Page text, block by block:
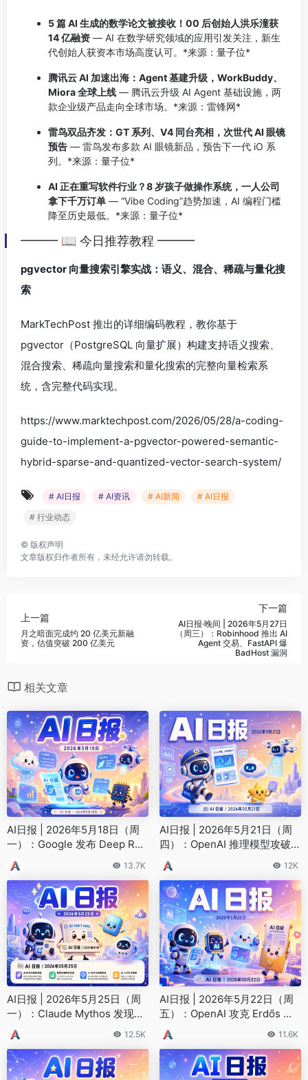
5 篇 AI 生成的数学论文被接收！00 后创始人洪乐潼获
14 亿融资 — AI 在数学研究领域的应用引发关注，新生
代创始人获资本市场高度认可。*来源：量子位*
腾讯云 AI 加速出海：Agent 基建升级，WorkBuddy、
Miora 全球上线 — 腾讯云升级 AI Agent 基础设施，两
款企业级产品走向全球市场。*来源：雷锋网*
雷鸟双品齐发：GT 系列、V4 同台亮相，次世代 AI 眼镜
预告 — 雷鸟发布多款 AI 眼镜新品，预告下一代 iO 系
列。*来源：量子位*
AI 正在重写软件行业？8 岁孩子做操作系统，一人公司
拿下千万订单 — “Vibe Coding”趋势加速，AI 编程门槛
降至历史最低。*来源：量子位*
━━━ 📖 今日推荐教程 ━━━
pgvector 向量搜索引擎实战：语义、混合、稀疏与量化搜
索
MarkTechPost 推出的详细编码教程，教你基于
pgvector（PostgreSQL 向量扩展）构建支持语义搜索、
混合搜索、稀疏向量搜索和量化搜索的完整向量检索系
统，含完整代码实现。
https://www.marktechpost.com/2026/05/28/a-coding-
guide-to-implement-a-pgvector-powered-semantic-
hybrid-sparse-and-quantized-vector-search-system/
# AI日报 # AI资讯 # AI新闻
# AI日报
# 行业动态
© 版权声明
文章版权归作者所有，未经允许请勿转载。
上一篇
月之暗面完成约 20 亿美元新融
资，估值突破 200 亿美元
下一篇
AI日报·晚间 | 2026年5月27日
（周三）：Robinhood 推出 AI
Agent 交易、FastAPI 爆
BadHost 漏洞
相关文章
AI日报 | 2026年5月18日（周
一）：Google 发布 Deep Res
earch Max、Anthropic 推出 D
reaming 系统
13.7K
AI日报 | 2026年5月21日（周
四）：OpenAI 推理模型攻破几
何猜想、Google 搜索嵌入 AI
广告
12K
AI日报 | 2026年5月25日（周
一）：Claude Mythos 发现上
万高危漏洞、Gemini 3.5 Flas
h 发布
12.5K
AI日报 | 2026年5月22日（周
五）：OpenAI 攻克 Erdős 几
何猜想、Anthropic 月付 xAI 1
2.5 亿算力
11.6K